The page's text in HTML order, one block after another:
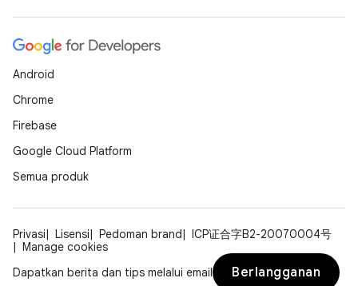
Android
Chrome
Firebase
Google Cloud Platform
Semua produk
Privasi Lisensi Pedoman brand
ICP证合字B2-20070004号
Manage cookies
Dapatkan berita dan tips melalui email
Berlangganan